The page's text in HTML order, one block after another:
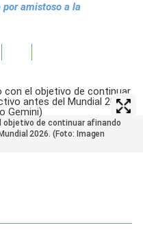
amistoso a la
objetivo de continuar afinando
2026. (Foto: Imagen